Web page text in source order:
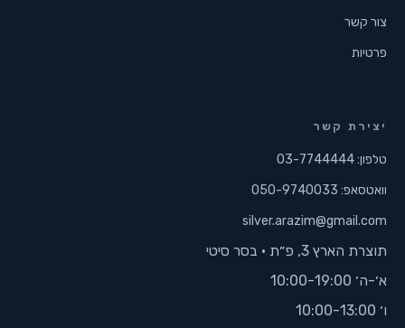
צור קשר
פרטיות
יצירת קשר
טלפון: 03-7744444
וואטסאפ: 050-9740033
silver.arazim@gmail.com
תוצרת הארץ 3, פ״ת · בסר סיטי
א׳-ה׳ 10:00-19:00
ו׳ 10:00-13:00